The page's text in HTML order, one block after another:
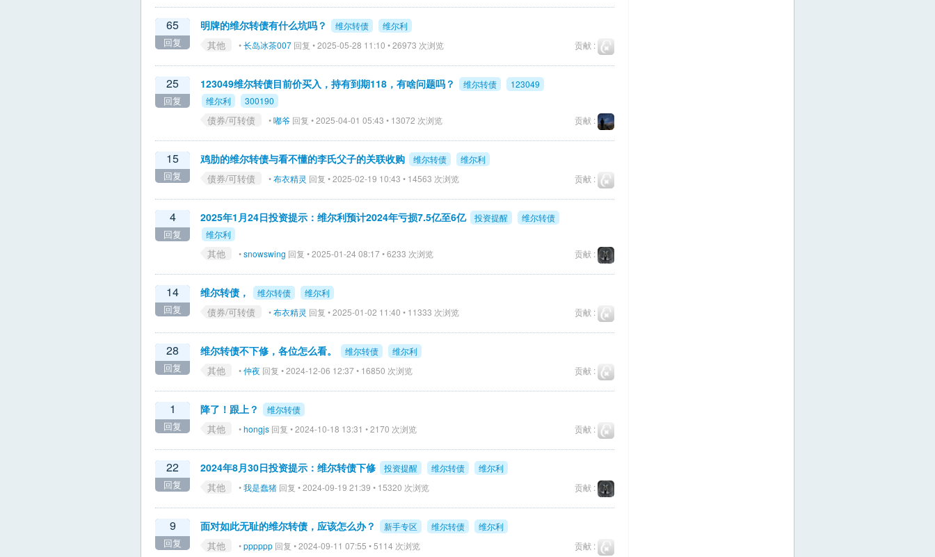
65
回复
明牌的维尔转债有什么坑吗？ 维尔转债
维尔利
贡献 :
其他 •长岛冰茶007 回复 • 2025-05-28 11:10 • 26973 次浏览
25
回复
123049维尔转债目前价买入，持有到期118，有啥问题吗？ 维尔转债
123049
维尔利
300190
贡献 :
债券/可转债 •嘟爷 回复 • 2025-04-01 05:43 • 13072 次浏览
15
回复
鸡肋的维尔转债与看不懂的李氏父子的关联收购 维尔转债
维尔利
贡献 :
债券/可转债 •布衣精灵 回复 • 2025-02-19 10:43 • 14563 次浏览
4
回复
2025年1月24日投资提示：维尔利预计2024年亏损7.5亿至6亿 投资提醒
维尔转债
维尔利
贡献 :
其他 •snowswing 回复 • 2025-01-24 08:17 • 6233 次浏览
14
回复
维尔转债， 维尔转债
维尔利
贡献 :
债券/可转债 •布衣精灵 回复 • 2025-01-02 11:40 • 11333 次浏览
28
回复
维尔转债不下修，各位怎么看。 维尔转债
维尔利
贡献 :
其他 •仲夜 回复 • 2024-12-06 12:37 • 16850 次浏览
1
回复
降了！跟上？
维尔转债
贡献 :
其他 •hongjs 回复 • 2024-10-18 13:31 • 2170 次浏览
22
回复
2024年8月30日投资提示：维尔转债下修 投资提醒 维尔转债
维尔利
贡献 :
其他 •我是蠢猪 回复 • 2024-09-19 21:39 • 15320 次浏览
9
回复
面对如此无耻的维尔转债，应该怎么办？ 新手专区 维尔转债
维尔利
贡献 :
其他 •pppppp 回复 • 2024-09-11 07:55 • 5114 次浏览